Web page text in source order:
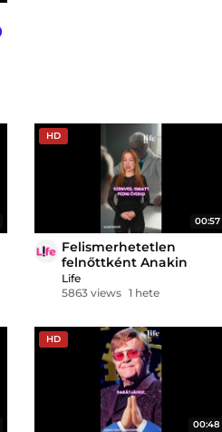
HD
00:57
Felismerhetetlen
felnőttként Anakin
Skywalker megformálója
Life
5863 views 1 hete
HD
00:48